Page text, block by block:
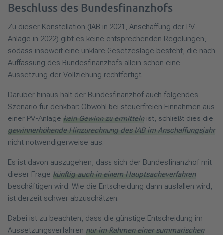
Beschluss des Bundesfinanzhofs
Zu dieser Konstellation (IAB in 2021, Anschaffung der PV-
Anlage in 2022) gibt es keine entsprechenden Regelungen,
sodass insoweit eine unklare Gesetzeslage besteht, die nach
Auffassung des Bundesfinanzhofs allein schon eine
Aussetzung der Vollziehung rechtfertigt.
Darüber hinaus hält der Bundesfinanzhof auch folgendes
Szenario für denkbar: Obwohl bei steuerfreien Einnahmen aus
einer PV-Anlage kein Gewinn zu ermittelnist, schließt dies die
gewinnerhöhende Hinzurechnung des IAB im Anschaffungsjahr
nicht notwendigerweise aus.
Es ist davon auszugehen, dass sich der Bundesfinanzhof mit
dieser Frage künftig auch in einem Hauptsacheverfahren
beschäftigen wird. Wie die Entscheidung dann ausfallen wird,
ist derzeit schwer abzuschätzen.
Dabei ist zu beachten, dass die günstige Entscheidung im
Aussetzungsverfahren nur im Rahmen einer summarischen